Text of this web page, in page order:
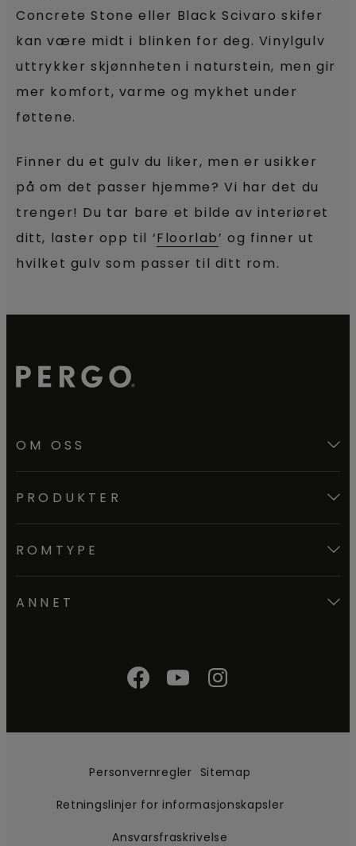
Concrete Stone eller Black Scivaro skifer
kan være midt i blinken for deg. Vinylgulv
uttrykker skjønnheten i naturstein, men gir
mer komfort, varme og mykhet under
føttene.
Finner du et gulv du liker, men er usikker
på om det passer hjemme? Vi har det du
trenger! Du tar bare et bilde av interiøret
ditt, laster opp til ‘Floorlab’ og finner ut
hvilket gulv som passer til ditt rom.
OM OSS
PRODUKTER
ROMTYPE
ANNET
Personvernregler Sitemap
Retningslinjer for informasjonskapsler
Ansvarsfraskrivelse